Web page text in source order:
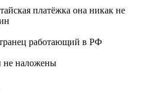
платёжка она никак не
работающий в РФ
не наложены